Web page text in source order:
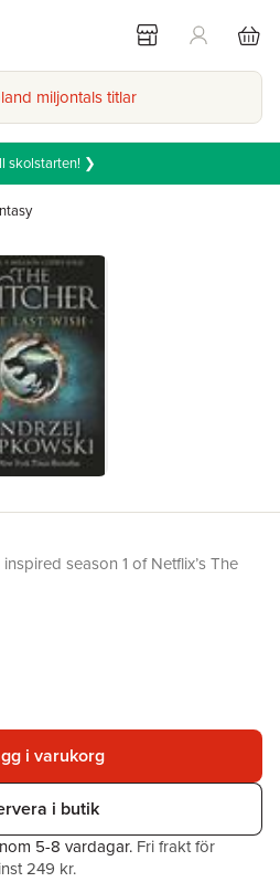
miljontals titlar
skolstarten! ❯
season 1 of Netflix’s The
i varukorg
i butik
5-8 vardagar. Fri frakt för
249 kr.